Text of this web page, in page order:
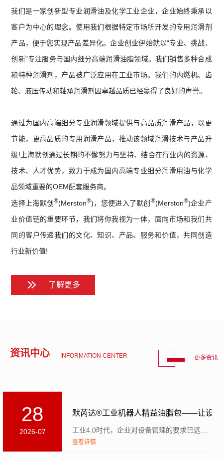
我们是一家创新型专业润滑油及化学工业企业，企业始终秉承以
客户为中心的理念。使用我们根据特定市场所开发的专用润滑剂
产品，便于您实现产品差异化。企业创业伊始就以“专业、挑战、
创新”专注服务与国内细分高端润滑油脂领域。我们销售多种合成
和特种润滑剂，产品被广泛应用在工业市场。我们的内燃机、齿
轮、液压传动和轴承润滑剂因卓越品质已经赢得了良好的声誉。
通过为国内高端细分专业润滑领域提供与高品质润滑产品，以更
节能，更高品质的专用润滑产品，推动该领域润滑技术与产品升
级!上海默创通过长期的不懈努力与坚持、结合在行业内的资源、
技术、人才优势，致力于成为国内高端专业细分润滑用油与化学
品领域重要的OEM配套服务商。
选择上海默创®(Merston®)，您便进入了默创 ®(Merston®)企业产
业价值链的重要环节，我们将你我视为一体，面向市场和我们共
同的客户传递我们的文化、知识、产品、服务和价值，共同创造
行业新价值!
了解更多
资讯中心 - INFORMATION CENTER 更多资讯
28
2026-07
默芮达®工业机器人精益油脂包——让设备
工业4.0时代，企业对设备管理的要求已远不止于自动化。现代设备需要具备三重能力：感知外部环境与自身...
查看详情